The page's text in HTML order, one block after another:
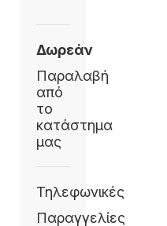
Δωρεάν
Παραλαβή
από
το
κατάστημα
μας
Τηλεφωνικές
Παραγγελίες